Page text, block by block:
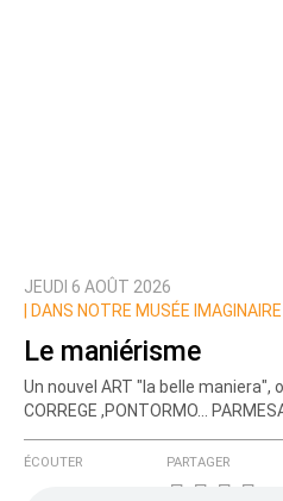
Prévenez-moi de tous les
JEUDI 6 AOÛT 2026
DANS NOTRE MUSÉE IMAGINAIRE
Le maniérisme
Un nouvel ART "la belle maniera",
CORREGE ,PONTORMO...
ÉCOUTER PARTAGER